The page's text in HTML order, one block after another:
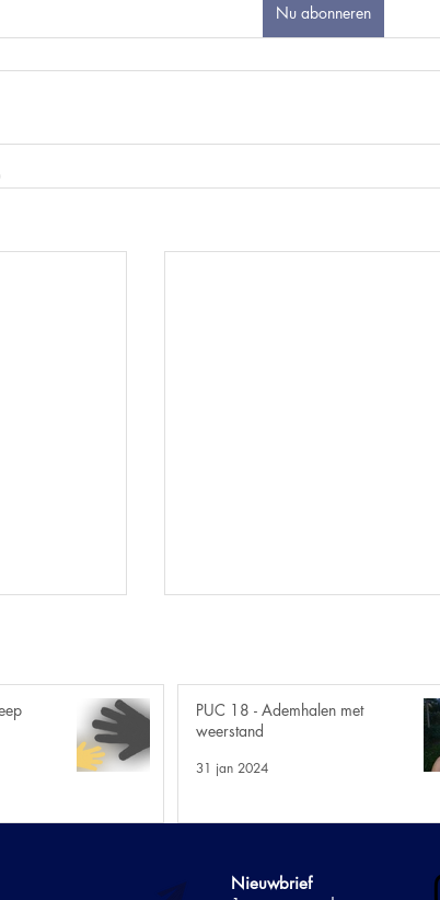
Nu abonneren
PUC 18 - Ademhalen met
weerstand
31 jan 2024
Nieuwbrief